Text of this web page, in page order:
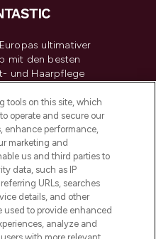
Europas ultimativer
mit den besten
und Haarpflege
Shoppe online
mit kostenloser
von 30€.
My Personal
tools on this site, which
operate and secure our
enhance performance,
marketing and
us and third parties to
data, such as IP
URLs, searches
details, and other
to provide enhanced
analyze and